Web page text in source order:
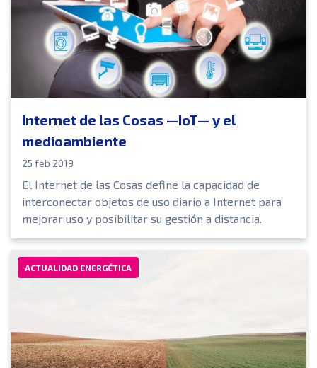
Internet de las Cosas —IoT— y el
medioambiente
25 feb 2019
El Internet de las Cosas define la capacidad de
interconectar objetos de uso diario a Internet para
mejorar uso y posibilitar su gestión a distancia.
ACTUALIDAD ENERGÉTICA